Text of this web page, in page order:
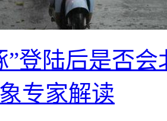
”登陆后是否
专家解读